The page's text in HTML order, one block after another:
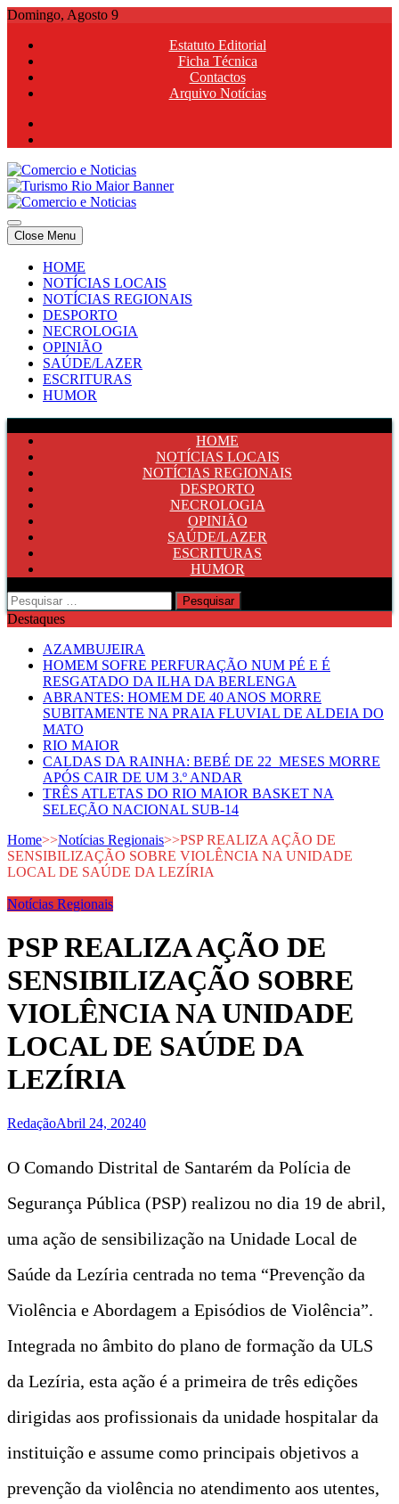
Skip
content
Domingo, Agosto 9
Estatuto Editorial
Ficha Técnica
Contactos
Arquivo Notícias
Comercio e Noticias
Notícias e Publicidade Online
Comercio e Noticias
Notícias e Publicidade Online
Close Menu
HOME
NOTÍCIAS LOCAIS
NOTÍCIAS REGIONAIS
DESPORTO
NECROLOGIA
OPINIÃO
SAÚDE/LAZER
ESCRITURAS
HUMOR
HOME
NOTÍCIAS LOCAIS
NOTÍCIAS REGIONAIS
DESPORTO
NECROLOGIA
OPINIÃO
SAÚDE/LAZER
ESCRITURAS
HUMOR
Pesquisar
por:
Destaques
AZAMBUJEIRA
HOMEM SOFRE PERFURAÇÃO NUM PÉ E É
RESGATADO DA ILHA DA BERLENGA
ABRANTES: HOMEM DE 40 ANOS MORRE
SUBITAMENTE NA PRAIA FLUVIAL DE ALDEIA DO
MATO
RIO MAIOR
CALDAS DA RAINHA: BEBÉ DE 22 MESES MORRE
APÓS CAIR DE UM 3.º ANDAR
TRÊS ATLETAS DO RIO MAIOR BASKET NA
SELEÇÃO NACIONAL SUB-14
Home>>Notícias Regionais>>PSP REALIZA AÇÃO DE
SENSIBILIZAÇÃO SOBRE VIOLÊNCIA NA UNIDADE
LOCAL DE SAÚDE DA LEZÍRIA
Notícias Regionais
PSP REALIZA AÇÃO DE
SENSIBILIZAÇÃO SOBRE
VIOLÊNCIA NA UNIDADE
LOCAL DE SAÚDE DA
LEZÍRIA
RedaçãoAbril 24, 20240
O Comando Distrital de Santarém da Polícia de
Segurança Pública (PSP) realizou no dia 19 de abril,
uma ação de sensibilização na Unidade Local de
Saúde da Lezíria centrada no tema “Prevenção da
Violência e Abordagem a Episódios de Violência”.
Integrada no âmbito do plano de formação da ULS
da Lezíria, esta ação é a primeira de três edições
dirigidas aos profissionais da unidade hospitalar da
instituição e assume como principais objetivos a
prevenção da violência no atendimento aos utentes,